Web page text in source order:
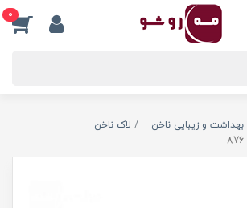
0
بهداشت و زیبایی ناخن
لاک ناخن